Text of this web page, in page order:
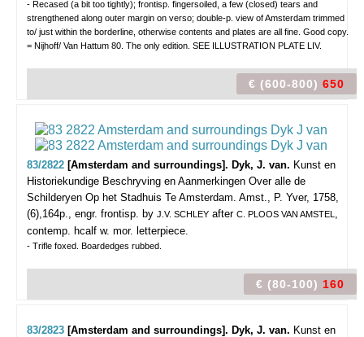
- Recased (a bit too tightly); frontisp. fingersoiled, a few (closed) tears and
strengthened along outer margin on verso; double-p. view of Amsterdam trimmed
to/ just within the borderline, otherwise contents and plates are all fine. Good copy.
= Nijhoff/ Van Hattum 80. The only edition. SEE ILLUSTRATION PLATE LIV.
€ (600-800) 650
83/2822 [Amsterdam and surroundings]. Dyk, J. van. Kunst en
Historiekundige Beschryving en Aanmerkingen Over alle de
Schilderyen Op het Stadhuis Te Amsterdam. Amst., P. Yver, 1758,
(6),164p., engr. frontisp. by J.V. SCHLEY after C. PLOOS VAN AMSTEL ,
contemp. hcalf w. mor. letterpiece.
- Trifle foxed. Boardedges rubbed.
€ (80-100) 160
83/2823 [Amsterdam and surroundings]. Dyk, J. van. Kunst en